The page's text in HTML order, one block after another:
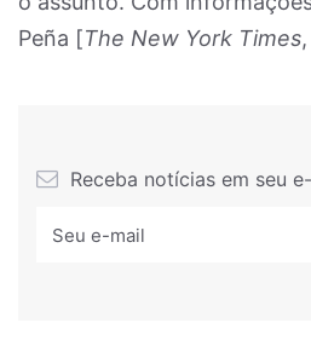
Peña [The New York Times
Receba notícias em seu